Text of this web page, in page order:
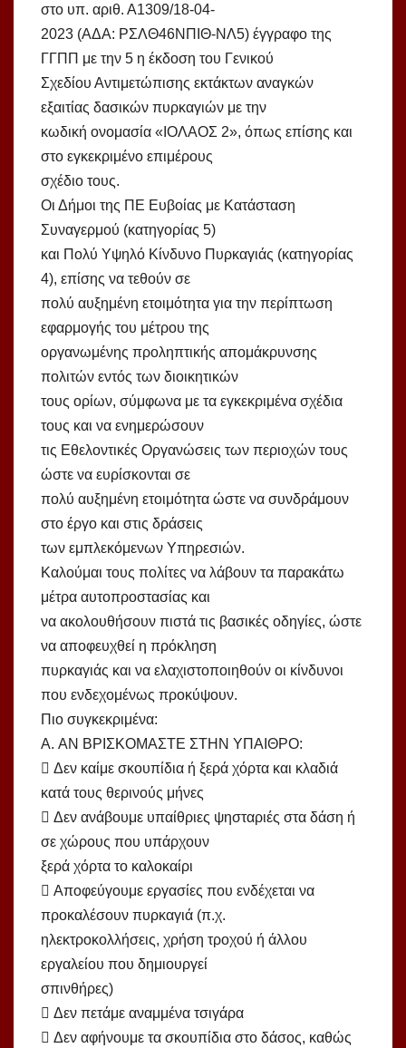
στο υπ. αριθ. Α1309/18-04-
2023 (ΑΔΑ: ΡΣΛΘ46ΝΠΙΘ-ΝΛ5) έγγραφο της
ΓΓΠΠ με την 5 η έκδοση του Γενικού
Σχεδίου Αντιμετώπισης εκτάκτων αναγκών
εξαιτίας δασικών πυρκαγιών με την
κωδική ονομασία «ΙΟΛΑΟΣ 2», όπως επίσης και
στο εγκεκριμένο επιμέρους
σχέδιο τους.
Οι Δήμοι της ΠΕ Ευβοίας με Κατάσταση
Συναγερμού (κατηγορίας 5)
και Πολύ Υψηλό Κίνδυνο Πυρκαγιάς (κατηγορίας
4), επίσης να τεθούν σε
πολύ αυξημένη ετοιμότητα για την περίπτωση
εφαρμογής του μέτρου της
οργανωμένης προληπτικής απομάκρυνσης
πολιτών εντός των διοικητικών
τους ορίων, σύμφωνα με τα εγκεκριμένα σχέδια
τους και να ενημερώσουν
τις Εθελοντικές Οργανώσεις των περιοχών τους
ώστε να ευρίσκονται σε
πολύ αυξημένη ετοιμότητα ώστε να συνδράμουν
στο έργο και στις δράσεις
των εμπλεκόμενων Υπηρεσιών.
Καλούμαι τους πολίτες να λάβουν τα παρακάτω
μέτρα αυτοπροστασίας και
να ακολουθήσουν πιστά τις βασικές οδηγίες, ώστε
να αποφευχθεί η πρόκληση
πυρκαγιάς και να ελαχιστοποιηθούν οι κίνδυνοι
που ενδεχομένως προκύψουν.
Πιο συγκεκριμένα:
A. ΑΝ ΒΡΙΣΚΟΜΑΣΤΕ ΣΤΗΝ ΥΠΑΙΘΡΟ:
 Δεν καίμε σκουπίδια ή ξερά χόρτα και κλαδιά
κατά τους θερινούς μήνες
 Δεν ανάβουμε υπαίθριες ψησταριές στα δάση ή
σε χώρους που υπάρχουν
ξερά χόρτα το καλοκαίρι
 Αποφεύγουμε εργασίες που ενδέχεται να
προκαλέσουν πυρκαγιά (π.χ.
ηλεκτροκολλήσεις, χρήση τροχού ή άλλου
εργαλείου που δημιουργεί
σπινθήρες)
 Δεν πετάμε αναμμένα τσιγάρα
 Δεν αφήνουμε τα σκουπίδια στο δάσος, καθώς